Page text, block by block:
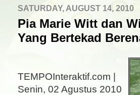
SATURDAY, AUGUST 14, 2010
Pia Marie Witt dan
Yang Bertekad
TEMPOInteraktif.com |
Senin, 02 Agustus 2010